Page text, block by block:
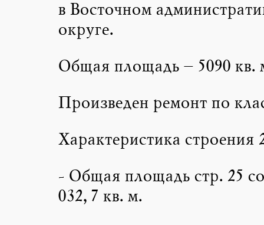
в Восточном
округе.
Общая площадь – 5090 кв.
Произведен ремонт по
Характеристика строения
- Общая площадь стр. 25
032,7 кв. м.